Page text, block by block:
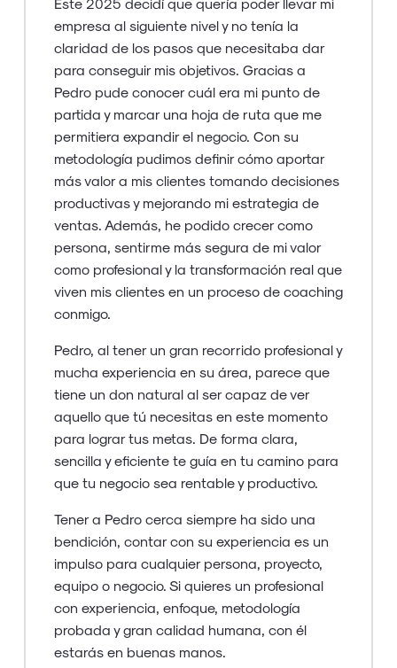
Que puedo decir de Pedro. Trabajo con
muchos formadores y mentores y él ha sido el
que más me ha encajado para lo que
necesito.
En un mundo empresarial complejo y
cambiante él me está ayudando con sus
mentorias a aprender a dirigir y entender el
negocio, a tener una visión más estratégica y
largoplacista y que mi empresa pase al
siguiente nivel.
Tiene una mente privilegiada y un gran
expertise. Con sus lecturas, trabajos y
recomendaciones está haciendo que
aprenda a coger las riendas de la empresa
con mucha paciencia y adaptación a mis
necesidades.
paciencia conmigo. Si quieres profesionalizar
tu empresa, Pedro es tu mentor!
Elvira Rodríguez Bonilla